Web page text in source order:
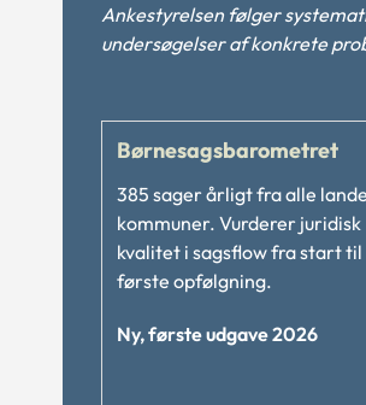
Ankestyrelsen følger
undersøgelser af konkrete
Børnesagsbarometret
385 sager årligt fra alle
kommuner. Vurderer juridisk
kvalitet i sagsflow fra start til
første opfølgning.
Ny, første udgave 2026